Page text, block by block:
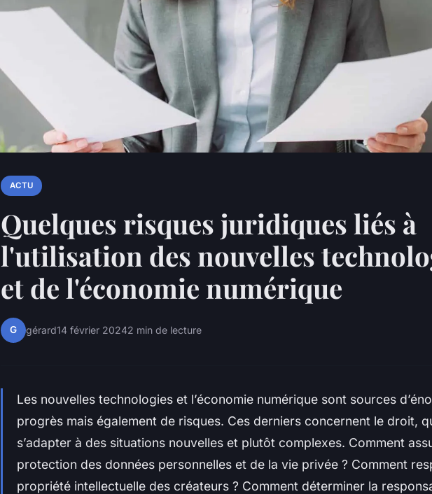
ACTU
Quelques risques juridiques liés à
l'utilisation des nouvelles
et de l'économie numérique
G gérard14 février 20242 min de lecture
Les nouvelles technologies et l’économie numérique sont sources
progrès mais également de risques. Ces derniers concernent le droit,
s’adapter à des situations nouvelles et plutôt complexes. Comment
protection des données personnelles et de la vie privée ? Comment
propriété intellectuelle des créateurs ? Comment déterminer la